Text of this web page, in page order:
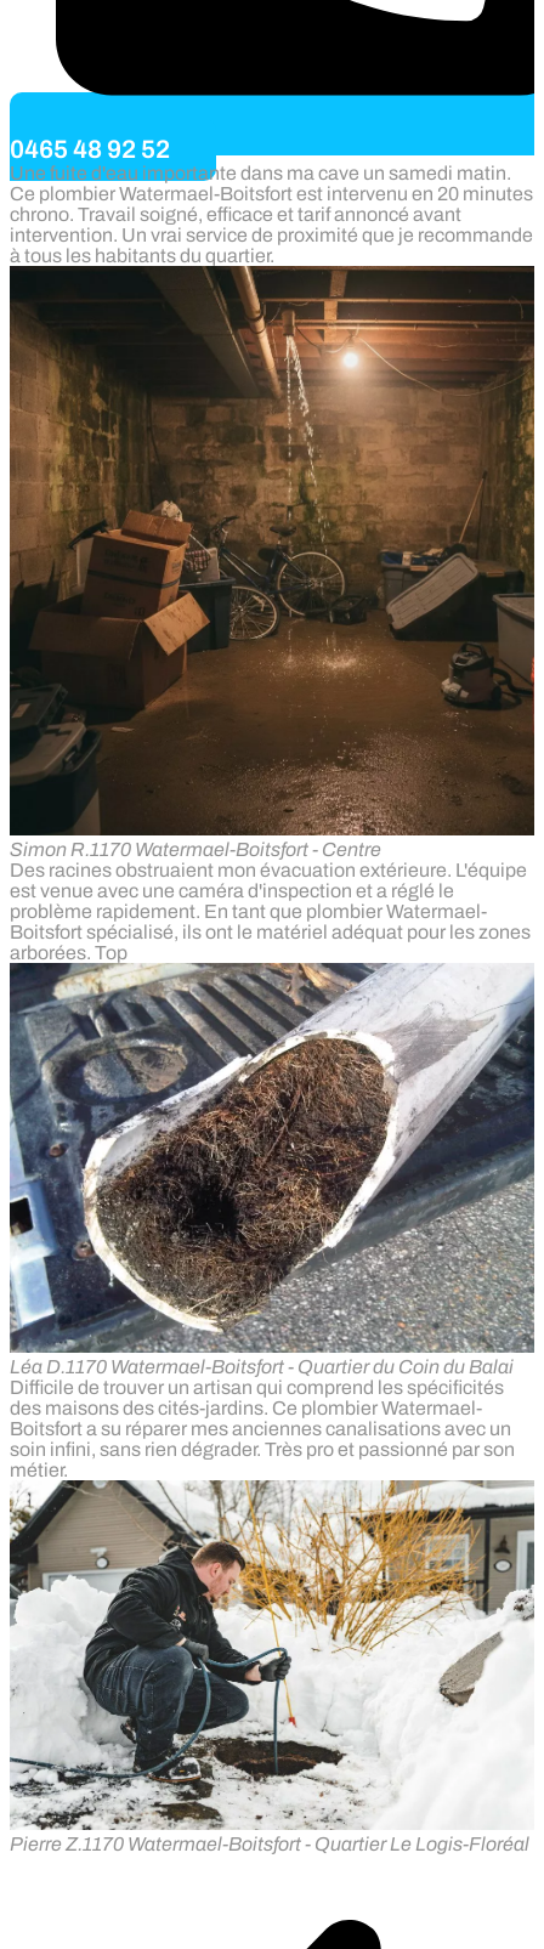
0465 48 92 52
Une fuite d'eau importante dans ma cave un samedi matin.
Ce plombier Watermael-Boitsfort est intervenu en 20 minutes
chrono. Travail soigné, efficace et tarif annoncé avant
intervention. Un vrai service de proximité que je recommande
à tous les habitants du quartier.
Simon R.1170 Watermael-Boitsfort - Centre
Des racines obstruaient mon évacuation extérieure. L'équipe
est venue avec une caméra d'inspection et a réglé le
problème rapidement. En tant que plombier Watermael-
Boitsfort spécialisé, ils ont le matériel adéquat pour les zones
arborées. Top
Léa D.1170 Watermael-Boitsfort - Quartier du Coin du Balai
Difficile de trouver un artisan qui comprend les spécificités
des maisons des cités-jardins. Ce plombier Watermael-
Boitsfort a su réparer mes anciennes canalisations avec un
soin infini, sans rien dégrader. Très pro et passionné par son
métier.
Pierre Z.1170 Watermael-Boitsfort - Quartier Le Logis-Floréal